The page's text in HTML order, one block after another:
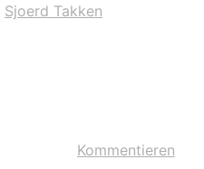
Sjoerd Takken
Kommentieren